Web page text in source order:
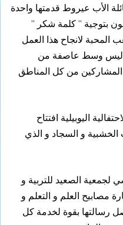
الأب عيروط قدمتها واحدة
بتوجية ” كلمة شكر ”
لانجاح هذا العمل
وسط عاصفة من
المشاركين من كل المناطق
اليوبيلية افتتاح
و السجاد و الذي
لجمعية الصعيد للتربية و
مصابيح العلم و التعلم و
رسالتها بقوة لخدمة كل